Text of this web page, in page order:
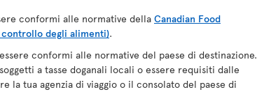
conformi alle normative della Canadian Food
controllo degli alimenti).
conformi alle normative del paese di destinazione.
a tasse doganali locali o essere requisiti dalle
la tua agenzia di viaggio o il consolato del paese di